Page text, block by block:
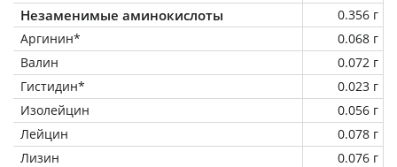
Незаменимые аминокислоты
0.356 г
Аргинин*
0.068 г
Валин
0.072 г
Гистидин*
0.023 г
Изолейцин
0.056 г
Лейцин
0.078 г
Лизин
0.076 г